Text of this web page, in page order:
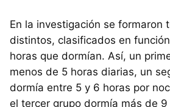
En la investigación se formaron
distintos, clasificados en
horas que dormían. Así, un
menos de 5 horas diarias, un
dormía entre 5 y 6 horas por
el tercer grupo dormía más de